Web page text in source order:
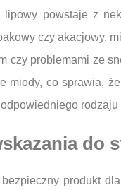
powstaje z
czy akacjowy,
czy problemami ze
miody, co sprawia,
do
produkt